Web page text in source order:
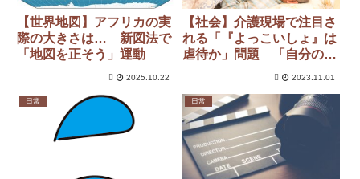
【世界地図】アフリカの実
際の大きさは… 新図法で
「地図を正そう」運動
2025.10.22
【社会】介護現場で注目さ
れる「『よっこいしょ』は
虐待か」問題 「自分のた
しい
2023.11.01
日常 日常